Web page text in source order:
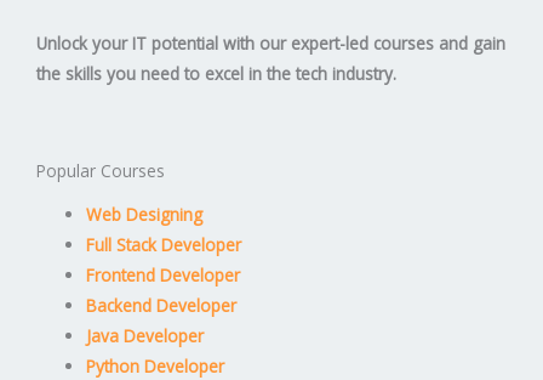
Unlock your IT potential with our expert-led courses and gain
the skills you need to excel in the tech industry.
Popular Courses
Web Designing
Full Stack Developer
Frontend Developer
Backend Developer
Java Developer
Python Developer